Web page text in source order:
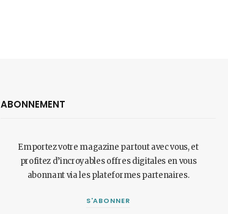
ABONNEMENT
Emportez votre magazine partout avec vous, et
profitez d’incroyables offres digitales en vous
abonnant via les plateformes partenaires.
S'ABONNER